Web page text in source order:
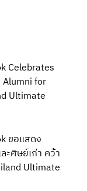
Celebrates
Alumni for
Ultimate
ขอแสดง
ศิษย์เก่า คว้า
Ultimate